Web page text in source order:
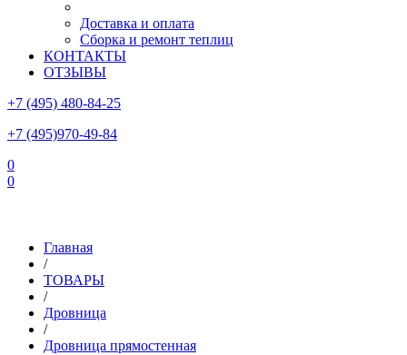
Доставка и оплата
Сборка и ремонт теплиц
КОНТАКТЫ
ОТЗЫВЫ
+7 (495) 480-84-25
+7 (495)970-49-84
0
0
Главная
/
ТОВАРЫ
/
Дровница
/
Дровница прямостенная